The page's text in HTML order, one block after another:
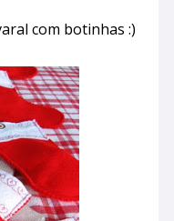
com botinhas :)